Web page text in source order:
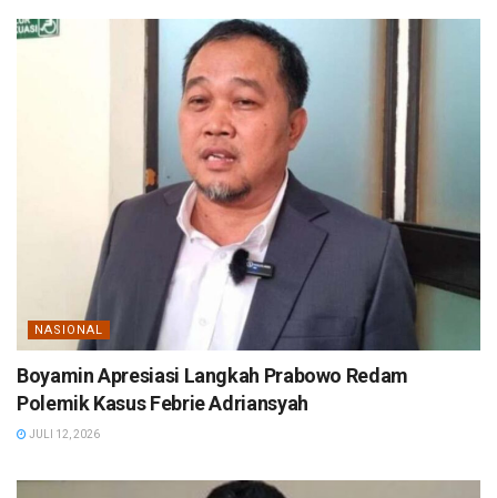
NASIONAL
Boyamin Apresiasi Langkah Prabowo Redam
Polemik Kasus Febrie Adriansyah
JULI 12, 2026